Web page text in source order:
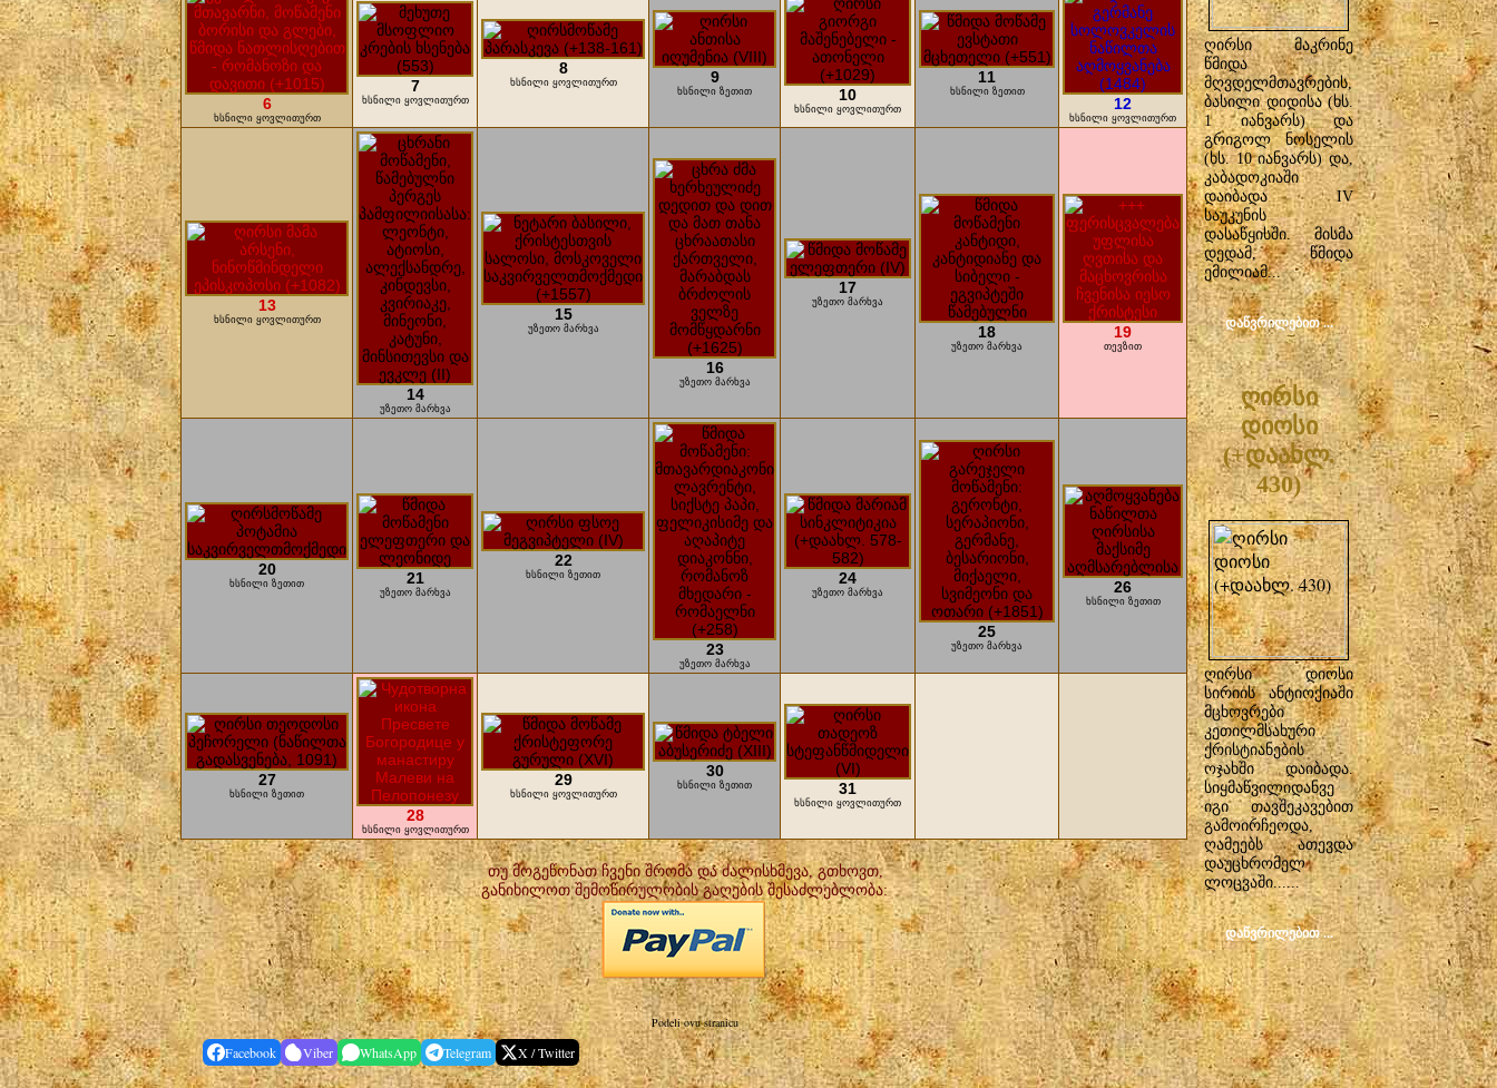
ღირსი მაკრინე
წმიდა
მღვდელმთავრების,
ბასილი დიდისა (ხს.
1 იანვარს) და
გრიგოლ ნოსელის
(ხს. 10 იანვარს) და,
კაბადოკიაში
დაიბადა IV
საუკუნის
დასაწყისში. მისმა
დედამ, წმიდა
ემილიამ...
ᲓᲐᲬᲕᲠᲘᲚᲔᲑᲘᲗ ...
ღირსი
დიოსი
(+დაახლ.
430)
ღირსი დიოსი
სირიის ანტიოქიაში
მცხოვრები
კეთილმსახური
ქრისტიანების
ოჯახში დაიბადა.
სიყმაწვილიდანვე
იგი თავშეკავებით
გამოირჩეოდა,
ღამეებს ათევდა
დაუცხრომელ
ლოცვაში......
ᲓᲐᲬᲕᲠᲘᲚᲔᲑᲘᲗ ...
6
ხსნილი ყოვლითურთ
7
ხსნილი ყოვლითურთ
8
ხსნილი ყოვლითურთ 9
ხსნილი ზეთით 10
ხსნილი ყოვლითურთ
11
ხსნილი ზეთით
12
ხსნილი ყოვლითურთ
13
ხსნილი ყოვლითურთ
14
უზეთო მარხვა
15
უზეთო მარხვა
16
უზეთო მარხვა
17
უზეთო მარხვა
18
უზეთო მარხვა
19
თევზით
20
ხსნილი ზეთით 21
უზეთო მარხვა
22
ხსნილი ზეთით
23
უზეთო მარხვა
24
უზეთო მარხვა
25
უზეთო მარხვა
26
ხსნილი ზეთით
27
ხსნილი ზეთით
28
ხსნილი ყოვლითურთ
29
ხსნილი ყოვლითურთ
30
ხსნილი ზეთით 31
ხსნილი ყოვლითურთ
თუ მოგეწონათ ჩვენი შრომა და ძალისხმევა, გთხოვთ,
განიხილოთ შემოწირულობის გაღების შესაძლებლობა:
Podeli ovu stranicu
Facebook Viber WhatsApp Telegram X / Twitter